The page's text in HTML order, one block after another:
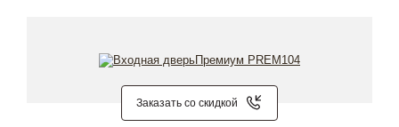
Заказать со скидкой